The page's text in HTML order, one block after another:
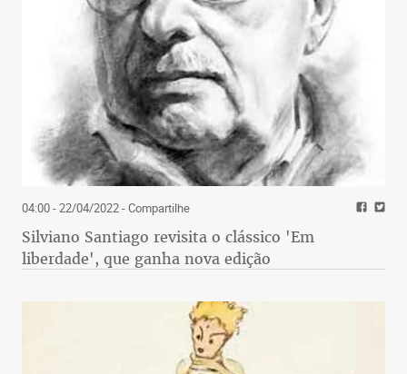
04:00 - 22/04/2022- Compartilhe
Silviano Santiago revisita o clássico 'Em
liberdade', que ganha nova edição